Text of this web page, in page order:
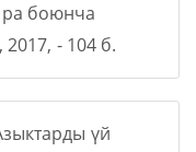
боюнча
- 104 б.
үй